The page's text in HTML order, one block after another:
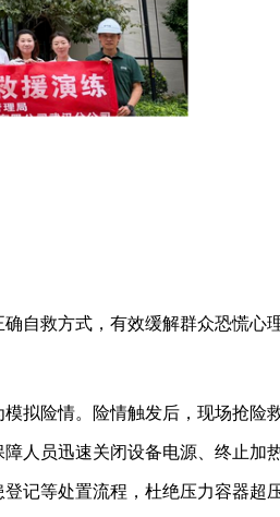
自救方式，有效缓解群众恐慌心
拟险情。险情触发后，现场抢险
人员迅速关闭设备电源、终止加
记等处置流程，杜绝压力容器超